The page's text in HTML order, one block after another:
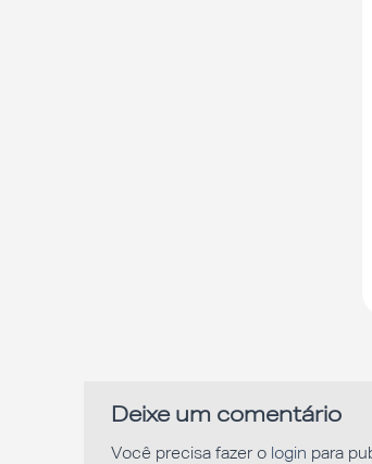
Deixe um comentário
Você precisa fazer o login para